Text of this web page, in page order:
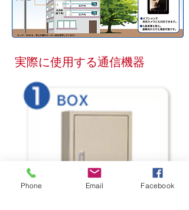
実際に使用する通信機器
Phone Email Facebook